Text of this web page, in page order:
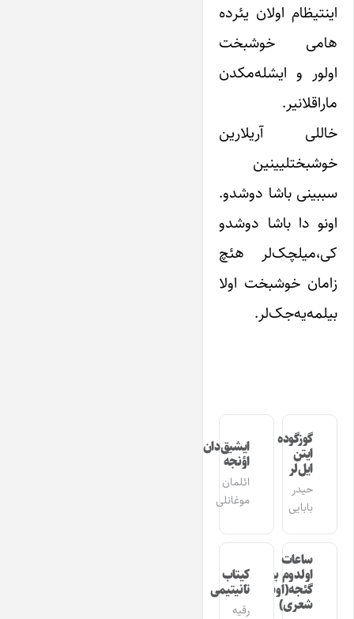
اینتیظام اولان یئرده
هامی خوشبخت
اولور و ایشله‌مکدن
ماراقلانیر.
خاللی آریلارین
خوشبختلیینین
سببینی باشا دوشدو.
اونو دا باشا دوشدو
کی،میلچک‌لر هئچ
زامان خوشبخت اولا
بیلمه‌یه‌جک‌لر.
گوزگوده
ایتن
ایل‌لر
حیدر
بابایی
ایشیق‌دان
اؤنجه
ائلمان
موغانلی
ساعات
اولدوم بیر
گئجه(اوشاق
شعری)
کیتاب
تانیتیمی
رقیه